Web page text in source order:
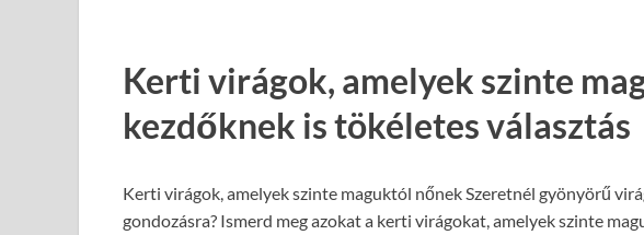
Kerti virágok, amelyek szinte
kezdőknek is tökéletes választás
Kerti virágok, amelyek szinte maguktól nőnek Szeretnél gyönyörű
gondozásra? Ismerd meg azokat a kerti virágokat, amelyek szinte